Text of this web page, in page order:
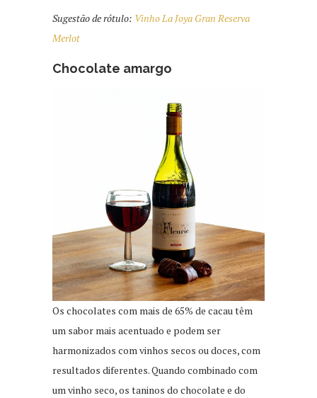
Sugestão de rótulo: Vinho La Joya Gran Reserva
Merlot
Chocolate amargo
Os chocolates com mais de 65% de cacau têm
um sabor mais acentuado e podem ser
harmonizados com vinhos secos ou doces, com
resultados diferentes. Quando combinado com
um vinho seco, os taninos do chocolate e do